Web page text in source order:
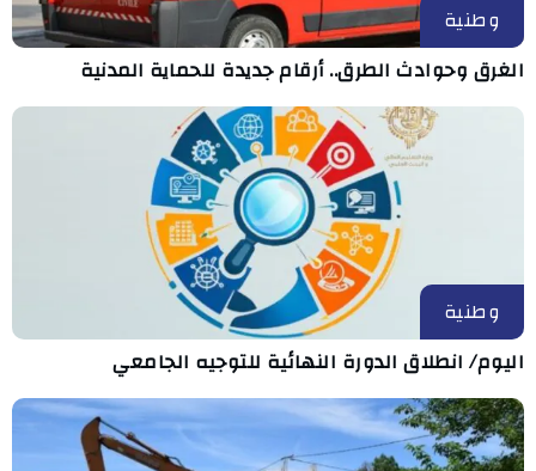
وطنية
الغرق وحوادث الطرق.. أرقام جديدة للحماية المدنية
وطنية
اليوم/ انطلاق الدورة النهائية للتوجيه الجامعي